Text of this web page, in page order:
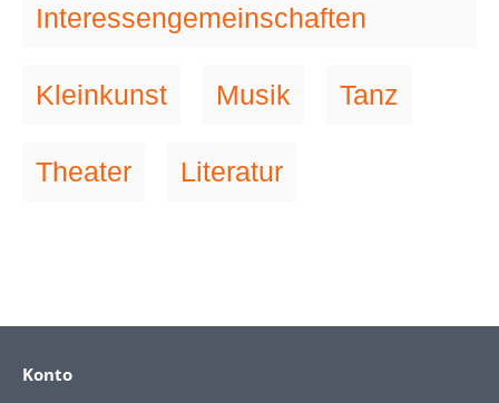
Interessengemeinschaften
Kleinkunst Musik Tanz
Theater Literatur
Konto